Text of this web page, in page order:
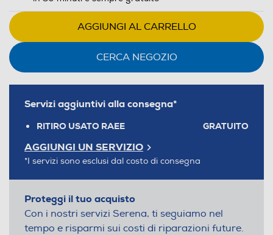
AGGIUNGI AL CARRELLO
CERCA NEGOZIO
Servizi aggiuntivi alla consegna*
RITIRO USATO RAEE GRATUITO
AGGIUNGI UN SERVIZIO
*I servizi sono esclusi dal costo di consegna
Proteggi il tuo acquisto
Con i nostri servizi Serena, ti seguiamo nel
tempo e risparmi sui costi di riparazioni future.